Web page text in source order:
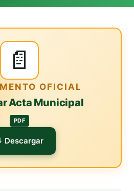
📄
OFICIAL
Acta Municipal
PDF
Descargar